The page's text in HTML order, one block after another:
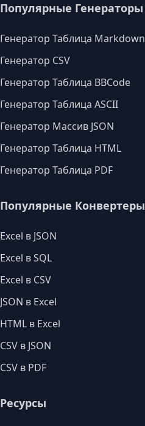
Популярные Генераторы
Генератор Таблица Markdown
Генератор CSV
Генератор Таблица BBCode
Генератор Таблица ASCII
Генератор Массив JSON
Генератор Таблица HTML
Генератор Таблица PDF
Популярные Конвертеры
Excel в JSON
Excel в SQL
Excel в CSV
JSON в Excel
HTML в Excel
CSV в JSON
CSV в PDF
Ресурсы